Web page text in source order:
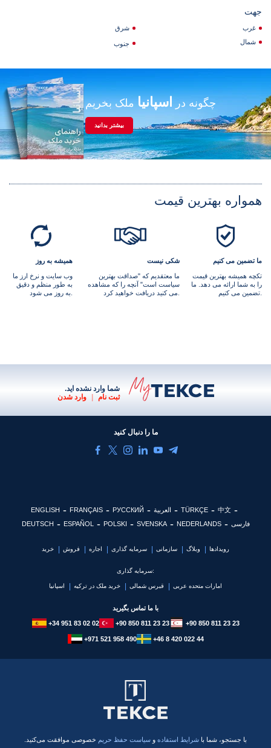
جهت
غرب
شرق
شمال
جنوب
چگونه دراسپانیاملک بخریم
بیشتر بدانید
همواره بهترین قیمت
همیشه به روز
وب سایت و نرخ ارز ما
به طور منظم و دقیق
شکی نیست
ما معتقدیم که "صداقت بهترین
سیاست است" آنچه را که مشاهده
ما تضمین می کنیم
تکچه همیشه بهترین قیمت
را به شما ارائه می دهد. ما
شما وارد نشده اید.
ثبت نام
| وارد شدن
ما را دنبال کنید
ENGLISH FRANÇAIS РУССКИЙ العربية TÜRKÇE
中文
DEUTSCH
ESPAÑOL POLSKI SVENSKA NEDERLANDS فارسی
خرید فروش اجاره سرمایه گذاری سازمانی وبلاگ رویدادها
سرمایه گذاری:
اسپانیا خرید ملک در ترکیه قبرس شمالی امارات متحده عربی
با ما تماس بگیرید
+34 951 83 02 02 +90 850 811 23 23 +90 850 811 23 23
+971 521 958 490 +46 8 420 022 44
با جستجو، شما با شرایط استفاده و سیاست حفظ حریم خصوصی موافقت می‌کنید.